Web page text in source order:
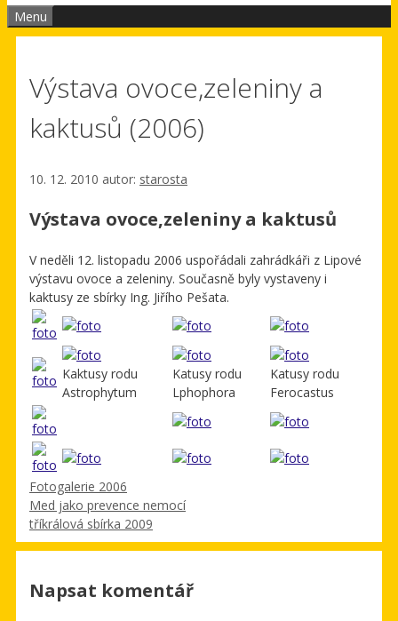
Menu
Výstava ovoce,zeleniny a
kaktusů (2006)
10. 12. 2010 autor: starosta
Výstava ovoce,zeleniny a kaktusů
V neděli 12. listopadu 2006 uspořádali zahrádkáři z Lipové
výstavu ovoce a zeleniny. Současně byly vystaveny i
kaktusy ze sbírky Ing. Jiřího Pešata.
Kaktusy rodu
Astrophytum
Katusy rodu
Lphophora
Katusy rodu
Ferocastus
Rubriky
Fotogalerie 2006
Med jako prevence nemocí
tříkrálová sbírka 2009
Napsat komentář